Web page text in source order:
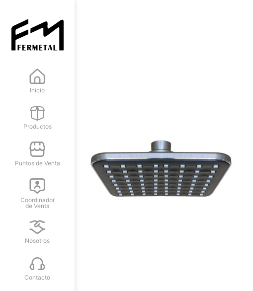
Inicio
Productos
Puntos de Venta
Coordinador
de Venta
Nosotros
Contacto